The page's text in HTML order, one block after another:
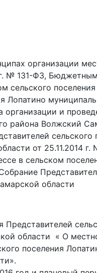
организации
№ 131-ФЗ,
сельского
Лопатино
и
района Волжский
сельского
от 25.11.2014 г.
в сельском
области
области « О
поселения